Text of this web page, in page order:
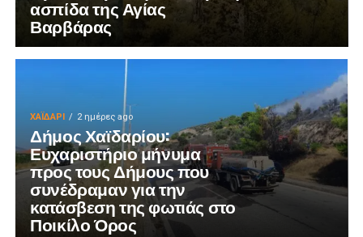
ασπίδα της Αγίας
Βαρβάρας
ΧΑΪΔΑΡΙ 2 ημέρες ago
Δήμος Χαϊδαρίου:
Ευχαριστήριο μήνυμα
προς τους Δήμους που
συνέδραμαν για την
κατάσβεση της φωτιάς στο
Ποικίλο Όρος